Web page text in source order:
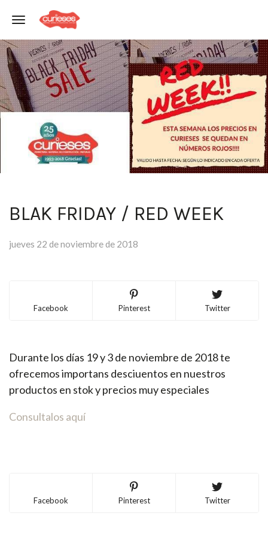
Toggle navigation
BLAK FRIDAY / RED WEEK
jueves 22 de noviembre de 2018
Facebook Pinterest Twitter
Durante los días 19 y 3 de noviembre de 2018 te
ofrecemos importans desciuentos en nuestros
productos en stok y precios muy especiales
Consultalos aquí
Facebook Pinterest Twitter